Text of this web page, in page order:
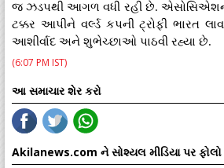
જ ઝડપથી આગળ વધી રહી છે.
ટક્કર આપીને વર્લ્ડ કપની ટ્રોફી ભારત
આશીર્વાદ અને શુભેચ્છાઓ પાઠવી રહ્યા છે.
(6:07 PM IST)
આ સમાચાર શેર કરો
Akilanews.com ને સોશ્યલ મીડિયા પર ફોલો